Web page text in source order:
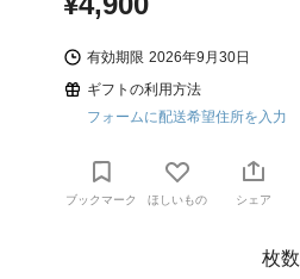
有効期限 2026年9月30日
ギフトの利用方法
フォームに配送希望住所を入力
ブックマーク ほしいもの シェア
枚数